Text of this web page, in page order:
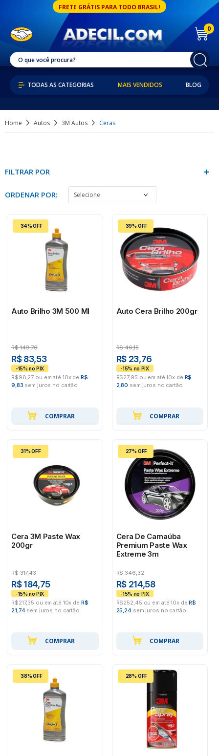
FRETE GRÁTIS PARA TODO BRASIL!
0
MAIS VENDIDOS BLOG
Home Autos 3M Autos Ceras
FILTRAR POR
ORDENAR POR:
34% OFF
Auto Brilho 3M 500 Ml
R$ 149,76
R$ 83,53
R$98,27 ou em até 10x de R$
9,83 sem juros no cartão
COMPRAR
39% OFF
Auto Cera Brilho 200gr
R$ 46,15
R$ 23,76
R$27,95 ou em até 10x de R$
2,80 sem juros no cartão
COMPRAR
31% OFF
Cera 3M Paste Wax
200gr
R$ 317,43
R$ 184,75
R$217,35 ou em até 10x de R$
21,74 sem juros no cartão
COMPRAR
27% OFF
Cera De Carnaúba
Premium Paste Wax
Extreme 3m
R$ 346,32
R$ 214,58
R$252,45 ou em até 10x deR$
25,24 sem juros no cartão
COMPRAR
38% OFF 28% OFF